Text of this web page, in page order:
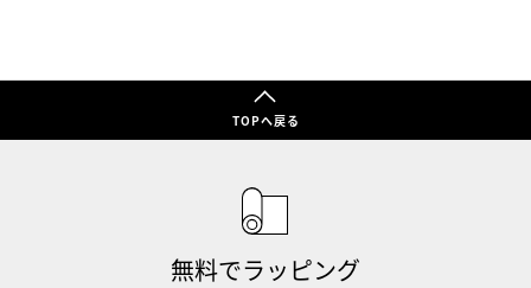
TOPへ戻る
無料でラッピング